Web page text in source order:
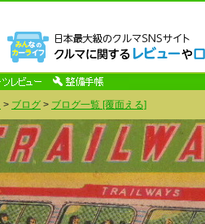
> ブログ > ブログ一覧 [覆面える]